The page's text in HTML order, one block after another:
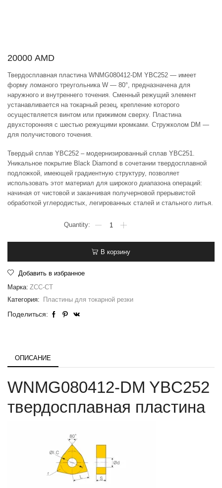
20000 AMD
Твердосплавная пластина WNMG080412-DM YBC252 — имеет
форму ломаного треугольника W — 80°, предназначена для
наружного и внутреннего точения. Сменный режущий элемент
устанавливается на токарный резец, крепление которого
осуществляется винтом или прижимом сверху. Пластина
двухсторонняя с шестью режущими кромками. Стружколом DM —
для получистового точения.
Твердый сплав YBC252 – модернизированный сплав YBC251.
Уникальное покрытие Black Diamond в сочетании твердосплавной
подложкой, имеющей градиентную структуру, позволяет
использовать этот материал для широкого диапазона операций:
начиная от чистовой и заканчивая получерновой прерывистой
обработкой углеродистых, легированных сталей и стального литья.
В корзину
Добавить в избранное
Марка: ZCC-CT
Категория:
Пластины для токарной резки
Поделиться:
ОПИСАНИЕ
WNMG080412-DM YBC252
твердосплавная пластина